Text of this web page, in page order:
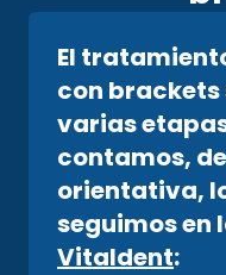
El
con brackets
varias
contamos,
orientativa,
seguimos en
Vitaldent: